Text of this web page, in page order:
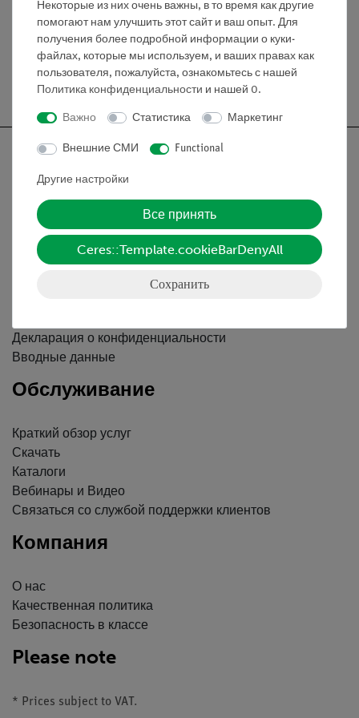
Высота: 230 мм.
Бесплатная доставка от 300,- €
Nach oben
Информация
Декларация о конфиденциальности
Вводные данные
Обслуживание
Краткий обзор услуг
Скачать
Каталоги
Вебинары и Видео
Связаться со службой поддержки клиентов
Компания
О нас
Качественная политика
Безопасность в классе
Please note
* Prices subject to VAT.
Некоторые из них очень важны, в то время как другие
помогают нам улучшить этот сайт и ваш опыт. Для
получения более подробной информации о куки-
файлах, которые мы используем, и ваших правах как
пользователя, пожалуйста, ознакомьтесь с нашей
Политика конфиденциальности и нашей 0.
Важно Статистика Маркетинг
Внешние СМИ Functional
Другие настройки
Все принять
Ceres::Template.cookieBarDenyAll
Сохранить